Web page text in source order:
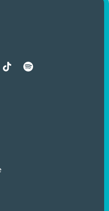
réseaux